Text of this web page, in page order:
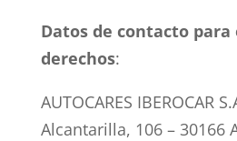
Datos de contacto para
derechos:
AUTOCARES IBEROCAR
Alcantarilla, 106 – 30166